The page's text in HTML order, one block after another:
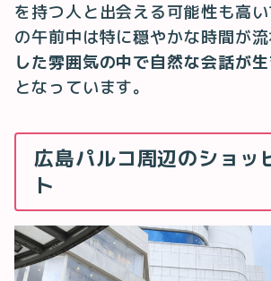
を持つ人と出会える可能性も高
の午前中は特に穏やかな時間が流
した雰囲気の中で自然な会話が
となっています。
広島パルコ周辺のショッ
ト